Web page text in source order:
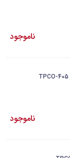
ناموجود
ناموجود